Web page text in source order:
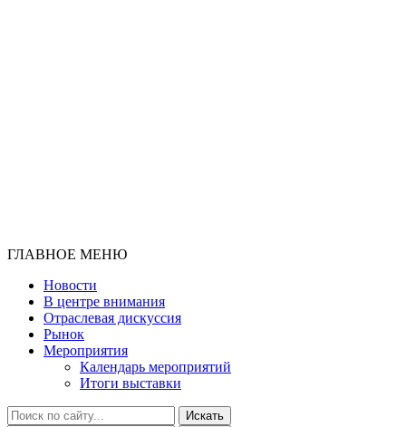
ГЛАВНОЕ МЕНЮ
Новости
В центре внимания
Отраслевая дискуссия
Рынок
Мероприятия
Календарь мероприятий
Итоги выставки